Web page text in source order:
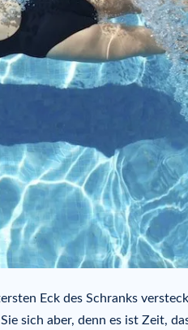
Eck des Schranks
sich aber, denn es ist Zeit,